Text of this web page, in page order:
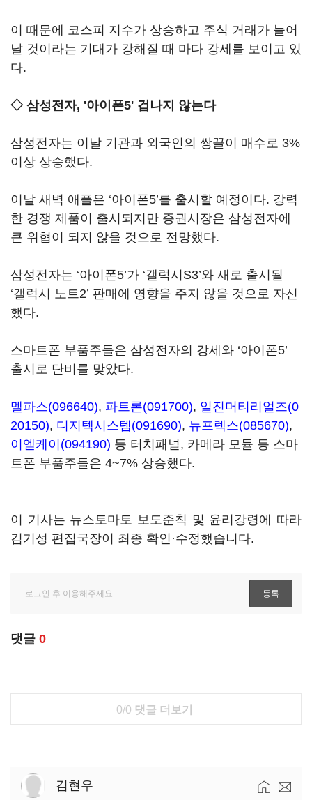
이 때문에 코스피 지수가 상승하고 주식 거래가 늘어
날 것이라는 기대가 강해질 때 마다 강세를 보이고 있
다.
◇ 삼성전자, '아이폰5' 겁나지 않는다
삼성전자는 이날 기관과 외국인의 쌍끌이 매수로 3%
이상 상승했다.
이날 새벽 애플은 ‘아이폰5’를 출시할 예정이다. 강력
한 경쟁 제품이 출시되지만 증권시장은 삼성전자에
큰 위협이 되지 않을 것으로 전망했다.
삼성전자는 ‘아이폰5’가 ‘갤럭시S3’와 새로 출시될
‘갤럭시 노트2’ 판매에 영향을 주지 않을 것으로 자신
했다.
스마트폰 부품주들은 삼성전자의 강세와 ‘아이폰5’
출시로 단비를 맞았다.
멜파스(096640), 파트론(091700), 일진머티리얼즈(0
20150), 디지텍시스템(091690), 뉴프렉스(085670),
이엘케이(094190) 등 터치패널, 카메라 모듈 등 스마
트폰 부품주들은 4~7% 상승했다.
이 기사는 뉴스토마토 보도준칙 및 윤리강령에 따라
김기성 편집국장이 최종 확인·수정했습니다.
댓글 0
0/0 댓글 더보기
김현우